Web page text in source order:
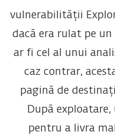
vulnerabilității
dacă era rulat pe
ar fi cel al unui
caz contrar,
pagină de
După
pentru a livra